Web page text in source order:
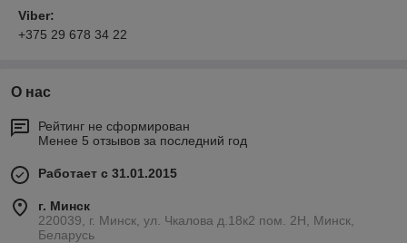
Viber:
+375 29 678 34 22
О нас
Рейтинг не сформирован
Менее 5 отзывов за последний год
Работает с 31.01.2015
г. Минск
220039, г. Минск, ул. Чкалова д.18к2 пом. 2Н, Минск,
Беларусь